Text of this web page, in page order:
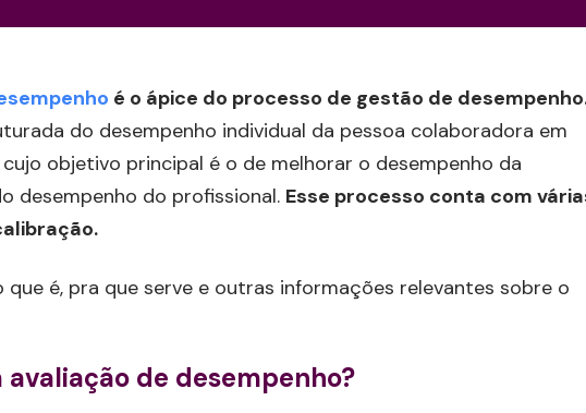
é o ápice do processo de gestão de
do desempenho individual da pessoa colaboradora em
objetivo principal é o de melhorar o desempenho da
desempenho do profissional. Esse processo conta com
é, pra que serve e outras informações relevantes sobre o
de desempenho?